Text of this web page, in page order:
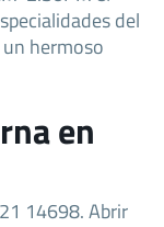
del
hermoso
en
14698. Abrir